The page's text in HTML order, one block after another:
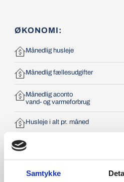
Samtykke
ØKONOMI:
Månedlig husleje
Månedlig fællesudgifter
Månedlig aconto
vand- og varmeforbrug
Husleje i alt pr. måned
Depositum - 3 mdr.